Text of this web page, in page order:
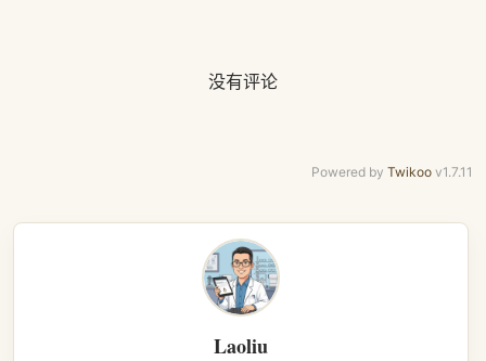
没有评论
Powered by Twikoo v1.7.11
Laoliu